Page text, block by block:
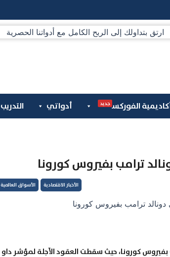
الفوركس جديد أدواتي التدريب
ترامب بفيروس كورونا
الأخبار الاقتصادية الأسواق العالمية
بفيروس كورونا، حيث سقطت العقود الآجلة لمؤشر داو